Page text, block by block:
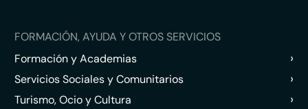
FORMACIÓN, AYUDA Y OTROS SERVICIOS
Formación y Academias
›
Servicios Sociales y Comunitarios ›
Turismo, Ocio y Cultura ›